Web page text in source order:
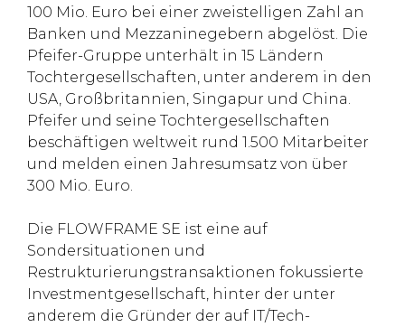
100 Mio. Euro bei einer zweistelligen Zahl an
Banken und Mezzaninegebern abgelöst. Die
Pfeifer-Gruppe unterhält in 15 Ländern
Tochtergesellschaften, unter anderem in den
USA, Großbritannien, Singapur und China.
Pfeifer und seine Tochtergesellschaften
beschäftigen weltweit rund 1.500 Mitarbeiter
und melden einen Jahresumsatz von über
300 Mio. Euro.
Die FLOWFRAME SE ist eine auf
Sondersituationen und
Restrukturierungstransaktionen fokussierte
Investmentgesellschaft, hinter der unter
anderem die Gründer der auf IT/Tech-